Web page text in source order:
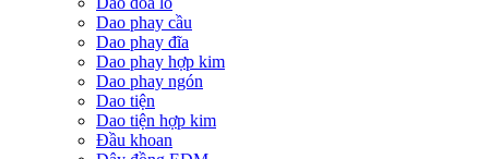
Dao phay cầu
Dao phay đĩa
Dao phay hợp kim
Dao phay ngón
Dao tiện
Dao tiện hợp kim
Đầu khoan